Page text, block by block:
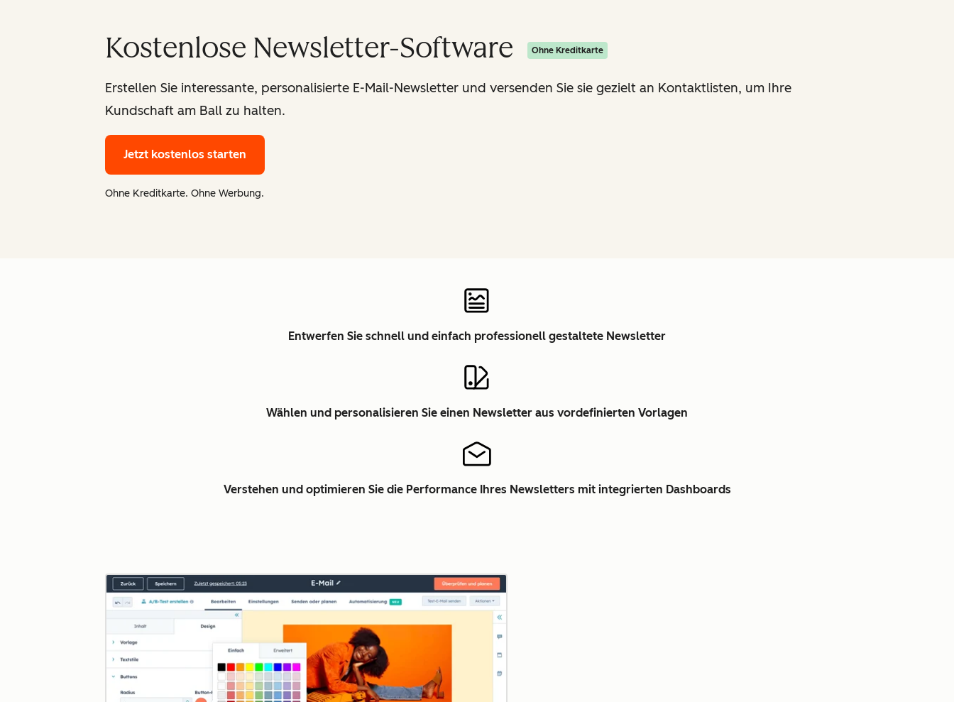
Kostenlose Newsletter-Software Ohne Kreditkarte
Erstellen Sie interessante, personalisierte E-Mail-Newsletter und versenden Sie sie gezielt an Kontaktlisten, um Ihre
Kundschaft am Ball zu halten.
Jetzt kostenlos starten
Ohne Kreditkarte. Ohne Werbung.
Entwerfen Sie schnell und einfach professionell gestaltete Newsletter
Wählen und personalisieren Sie einen Newsletter aus vordefinierten Vorlagen
Verstehen und optimieren Sie die Performance Ihres Newsletters mit integrierten Dashboards